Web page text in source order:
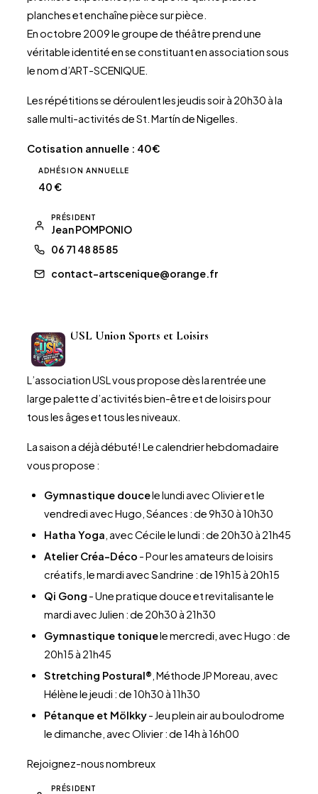
planches et enchaîne pièce sur pièce.
En octobre 2009 le groupe de théâtre prend une
véritable identité en se constituant en association sous
le nom d’ART-SCENIQUE.
Les répétitions se déroulent les jeudis soir à 20h30 à la
salle multi-activités de St. Martín de Nigelles.
Cotisation annuelle : 40€
ADHÉSION ANNUELLE
40 €
PRÉSIDENT
Jean POMPONIO
06 71 48 85 85
contact-artscenique@orange.fr
USL Union Sports et Loisirs
L’association USL vous propose dès la rentrée une
large palette d’activités bien-être et de loisirs pour
tous les âges et tous les niveaux.
La saison a déjà débuté! Le calendrier hebdomadaire
vous propose :
Gymnastique doucele lundi avec Olivier et le
vendredi avec Hugo, Séances : de 9h30 à 10h30
Hatha Yoga , avec Cécile le lundi : de 20h30 à 21h45
Atelier Créa-Déco - Pour les amateurs de loisirs
créatifs, le mardi avec Sandrine : de 19h15 à 20h15
Qi Gong - Une pratique douce et revitalisante le
mardi avec Julien : de 20h30 à 21h30
Gymnastique toniquele mercredi, avec Hugo : de
20h15 à 21h45
Stretching Postural® , Méthode JP Moreau, avec
Hélène le jeudi : de 10h30 à 11h30
Pétanque et Mölkky- Jeu plein air au boulodrome
le dimanche, avec Olivier : de 14h à 16h00
Rejoignez-nous nombreux
PRÉSIDENT